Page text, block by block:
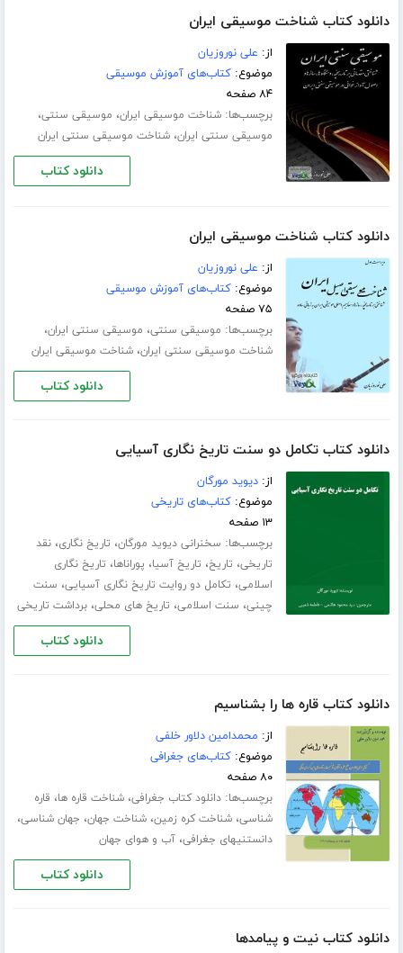
دانلود کتاب شناخت موسیقی ایران
از: علی نوروزیان
موضوع:کتاب‌های آموزش موسیقی
۸۴ صفحه
برچسب‌ها:شناخت موسیقی ایران، موسیقی سنتی،
موسیقی سنتی ایران،شناخت موسیقی سنتی ایران
دانلود کتاب
دانلود کتاب شناخت موسیقی ایران
از: علی نوروزیان
موضوع:کتاب‌های آموزش موسیقی
۷۵ صفحه
برچسب‌ها: موسیقی سنتی، موسیقی سنتی ایران،
شناخت موسیقی سنتی ایران،شناخت موسیقی ایران
دانلود کتاب
دانلود کتاب تکامل دو سنت تاریخ نگاری آسیایی
از:دیوید مورگان
موضوع:کتاب‌های تاریخی
۱۳ صفحه
برچسب‌ها: سخنرانی دیوید مورگان، تاریخ نگاری،نقد
تاریخی، تاریخ، تاریخ آسیا، پوراناها، تاریخ نگاری
اسلامی، تکامل دو روایت تاریخ نگاری آسیایی، سنت
چینی، سنت اسلامی، تاریخ های محلی،برداشت تاریخی
دانلود کتاب
دانلود کتاب قاره ها را بشناسیم
از: محمدامین دلاور خلفی
موضوع:کتاب‌های جغرافی
۸۰ صفحه
برچسب‌ها:دانلود کتاب جغرافی،شناخت قاره ها، قاره
شناسی،شناخت کره زمین،شناخت جهان، جهان شناسی،
دانستنیهای جغرافی،آب و هوای جهان
دانلود کتاب
دانلود کتاب نیت و پیامدها